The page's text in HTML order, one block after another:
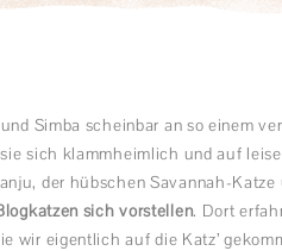
Simba scheinbar an so einem
sich klammheimlich und auf
der hübschen Savannah-
sich vorstellen. Dort
wir eigentlich auf die Katz’